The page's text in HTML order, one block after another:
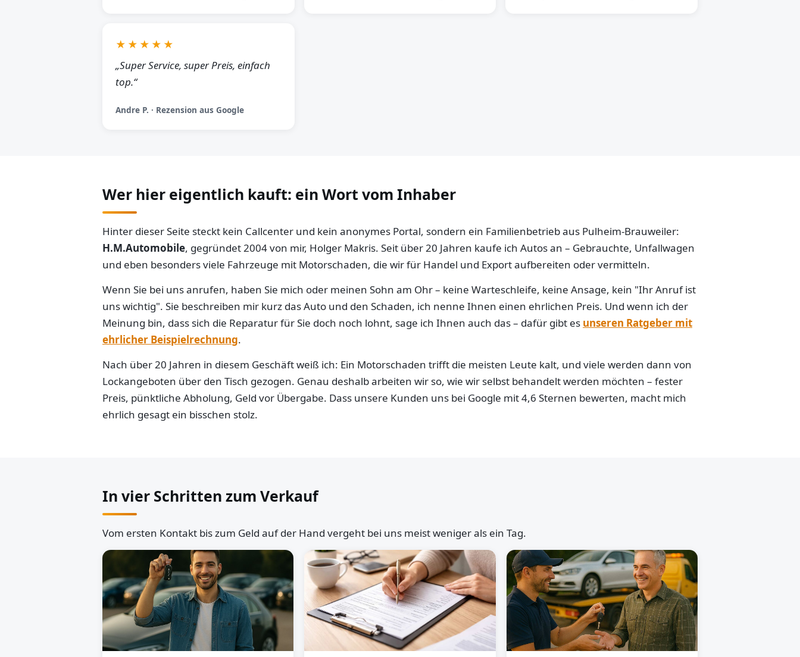
★★★★★
„Super Service, super Preis, einfach
top.“
Andre P. · Rezension aus Google
Wer hier eigentlich kauft: ein Wort vom Inhaber
Hinter dieser Seite steckt kein Callcenter und kein anonymes Portal, sondern ein Familienbetrieb aus Pulheim-Brauweiler:
H.M.Automobile, gegründet 2004 von mir, Holger Makris. Seit über 20 Jahren kaufe ich Autos an – Gebrauchte, Unfallwagen
und eben besonders viele Fahrzeuge mit Motorschaden, die wir für Handel und Export aufbereiten oder vermitteln.
Wenn Sie bei uns anrufen, haben Sie mich oder meinen Sohn am Ohr – keine Warteschleife, keine Ansage, kein "Ihr Anruf ist
uns wichtig". Sie beschreiben mir kurz das Auto und den Schaden, ich nenne Ihnen einen ehrlichen Preis. Und wenn ich der
Meinung bin, dass sich die Reparatur für Sie doch noch lohnt, sage ich Ihnen auch das – dafür gibt es unseren Ratgeber mit
ehrlicher Beispielrechnung.
Nach über 20 Jahren in diesem Geschäft weiß ich: Ein Motorschaden trifft die meisten Leute kalt, und viele werden dann von
Lockangeboten über den Tisch gezogen. Genau deshalb arbeiten wir so, wie wir selbst behandelt werden möchten – fester
Preis, pünktliche Abholung, Geld vor Übergabe. Dass unsere Kunden uns bei Google mit 4,6 Sternen bewerten, macht mich
ehrlich gesagt ein bisschen stolz.
In vier Schritten zum Verkauf
Vom ersten Kontakt bis zum Geld auf der Hand vergeht bei uns meist weniger als ein Tag.